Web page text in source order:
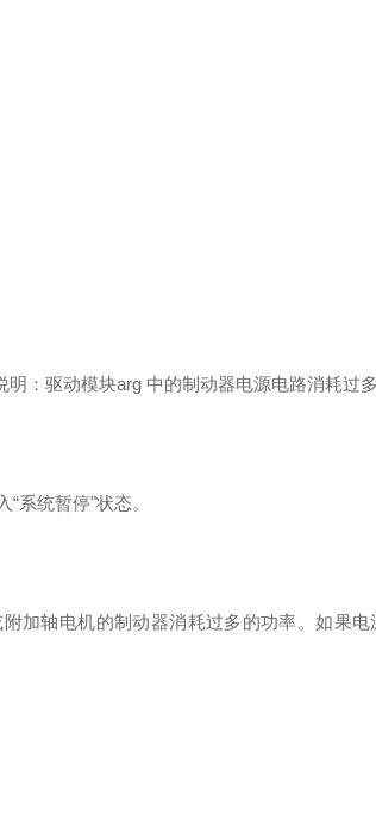
明：驱动模块arg 中的制动器电源电路消耗过多
系统暂停"状态。
加轴电机的制动器消耗过多的功率。如果